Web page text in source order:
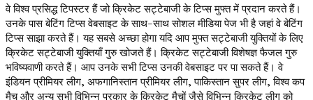
वे विश्व प्रसिद्ध टिपस्टर हैं जो क्रिकेट सट्टेबाजी के टिप्स मुफ्त में प्रदान करते हैं।
उनके पास बेटिंग टिप्स वेबसाइट के साथ-साथ सोशल मीडिया पेज भी है जहां वे बेटिंग
टिप्स साझा करते हैं। यह सबसे अच्छा होगा यदि आप मुफ्त सट्टेबाजी युक्तियों के लिए
क्रिकेट सट्टेबाजी युक्तियाँ गुरु खोजते हैं। क्रिकेट सट्टेबाजी विशेषज्ञ फैजल गुरु
भविष्यवाणी करते हैं। आप उनके सभी टिप्स उनकी वेबसाइट पर पा सकते हैं। वे
इंडियन प्रीमियर लीग, अफगानिस्तान प्रीमियर लीग, पाकिस्तान सुपर लीग, विश्व कप
मैच और अन्य सभी विभिन्न प्रकार के क्रिकेट मैचों जैसे विभिन्न क्रिकेट लीग को